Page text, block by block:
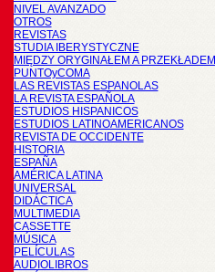
NIVEL AVANZADO
OTROS
REVISTAS
STUDIA IBERYSTYCZNE
MIĘDZY ORYGINAŁEM A PRZEKŁADEM
PUNTOyCOMA
LAS REVISTAS ESPANOLAS
LA REVISTA ESPAÑOLA
ESTUDIOS HISPANICOS
ESTUDIOS LATINOAMERICANOS
REVISTA DE OCCIDENTE
HISTORIA
ESPAÑA
AMÉRICA LATINA
UNIVERSAL
DIDÁCTICA
MULTIMEDIA
CASSETTE
MÚSICA
PELÍCULAS
AUDIOLIBROS